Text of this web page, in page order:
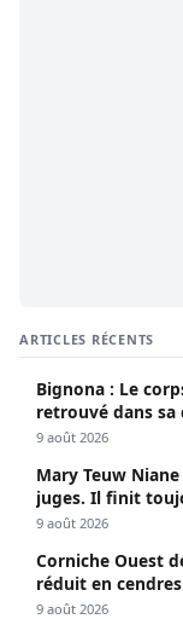
ARTICLES RÉCENTS
Bignona : Le
retrouvé dans sa
9 août 2026
Mary Teuw
juges. Il finit
9 août 2026
Corniche Ouest
réduit en cendres
9 août 2026